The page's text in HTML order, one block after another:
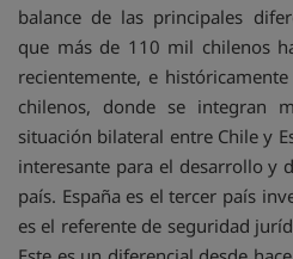
balance de las principales
que más de 110 mil chilenos
recientemente, e
chilenos, donde se integran
situación bilateral entre Chile y
interesante para el desarrollo y
país. España es el tercer país
es el referente de seguridad